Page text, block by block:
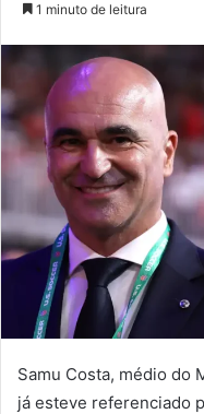
1 minuto de leitura
Samu Costa, médio do
já esteve referenciado